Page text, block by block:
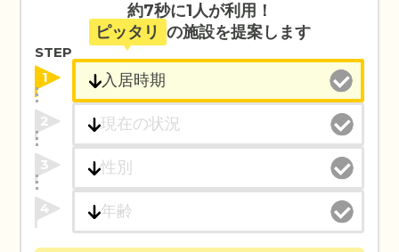
約7秒に1人が利用！
ピッタリ の施設を提案します
STEP
1
2
3
4